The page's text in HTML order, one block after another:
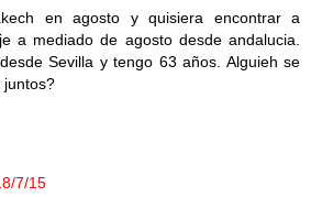
en agosto y quisiera encontrar a
a mediado de agosto desde andalucia.
Sevilla y tengo 63 años. Alguieh se
juntos?
7/15